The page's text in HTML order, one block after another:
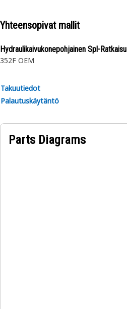
Yhteensopivat mallit
Hydraulikaivukonepohjainen Spl-Ratkaisu
352F OEM
Takuutiedot
Palautuskäytäntö
Parts Diagrams